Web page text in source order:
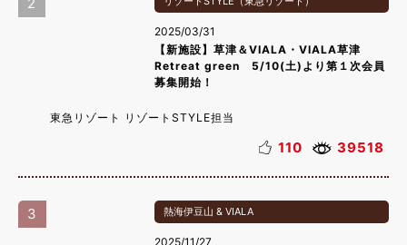
2025/03/31
【新施設】草津＆VIALA・VIALA草津
Retreat green 5/10(土)より第１次会員
募集開始！
東急リゾート リゾートSTYLE担当
110 39518
3 熱海伊豆山 & VIALA
2025/11/27